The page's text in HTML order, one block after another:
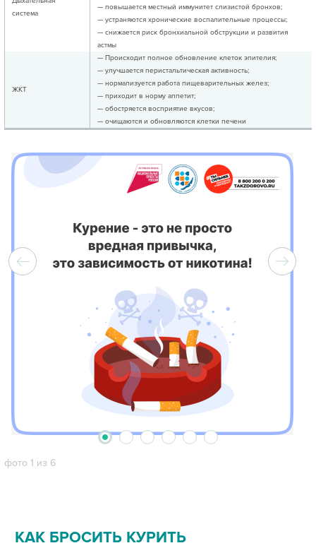
система
— повышается местный иммунитет слизистой бронхов;
— устраняются хронические воспалительные процессы;
— снижается риск бронхиальной обструкции и развития
астмы
ЖКТ
— Происходит полное обновление клеток эпителия;
— улучшается перистальтическая активность;
— нормализуется работа пищеварительных желез;
— приходит в норму аппетит;
— обостряется восприятие вкусов;
— очищаются и обновляются клетки печени
фото 1 из 6
КАК БРОСИТЬ КУРИТЬ